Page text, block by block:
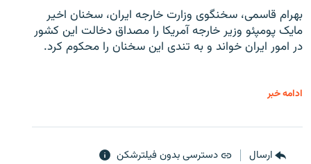
بهرام قاسمی، سخنگوی وزارت خارجه ایران، سخنان اخیر
مایک پومپئو وزیر خارجه آمریکا را مصداق دخالت این کشور
در امور ایران خواند و به تندی این سخنان را محکوم کرد.
ادامه خبر
ارسال دسترسی بدون فیلترشکن